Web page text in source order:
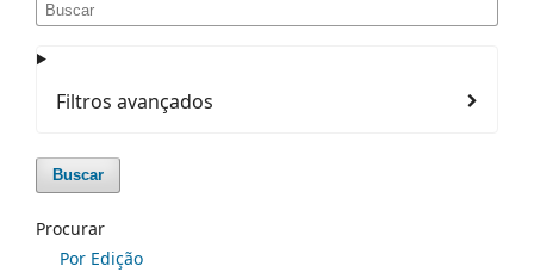
Filtros avançados
Buscar
Procurar
Por Edição